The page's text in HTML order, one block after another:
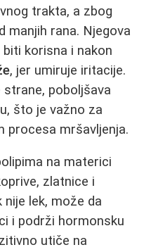
trakta, a zbog
manjih rana. Njegova
korisna i nakon
, jer umiruje iritacije.
strane, poboljšava
što je važno za
procesa mršavljenja.
na materici
zlatnice i
lek, može da
i podrži hormonsku
utiče na